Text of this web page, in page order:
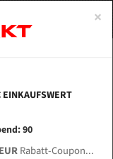
4240 H für
×
90
Rabatt-Coupon...